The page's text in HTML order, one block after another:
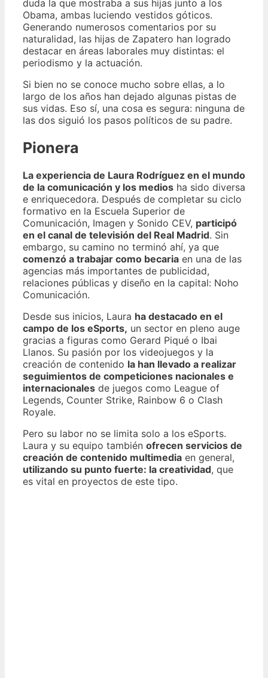
duda la que mostraba a sus hijas junto a los
Obama, ambas luciendo vestidos góticos.
Generando numerosos comentarios por su
naturalidad, las hijas de Zapatero han logrado
destacar en áreas laborales muy distintas: el
periodismo y la actuación.
Si bien no se conoce mucho sobre ellas, a lo
largo de los años han dejado algunas pistas de
sus vidas. Eso sí, una cosa es segura: ninguna de
las dos siguió los pasos políticos de su padre.
Pionera
La experiencia de Laura Rodríguez en el mundo
de la comunicación y los medios ha sido diversa
e enriquecedora. Después de completar su ciclo
formativo en la Escuela Superior de
Comunicación, Imagen y Sonido CEV, participó
en el canal de televisión del Real Madrid. Sin
embargo, su camino no terminó ahí, ya que
comenzó a trabajar como becaria en una de las
agencias más importantes de publicidad,
relaciones públicas y diseño en la capital: Noho
Comunicación.
Desde sus inicios, Laura ha destacado en el
campo de los eSports, un sector en pleno auge
gracias a figuras como Gerard Piqué o Ibai
Llanos. Su pasión por los videojuegos y la
creación de contenido la han llevado a realizar
seguimientos de competiciones nacionales e
internacionales de juegos como League of
Legends, Counter Strike, Rainbow 6 o Clash
Royale.
Pero su labor no se limita solo a los eSports.
Laura y su equipo también ofrecen servicios de
creación de contenido multimedia en general,
utilizando su punto fuerte: la creatividad, que
es vital en proyectos de este tipo.